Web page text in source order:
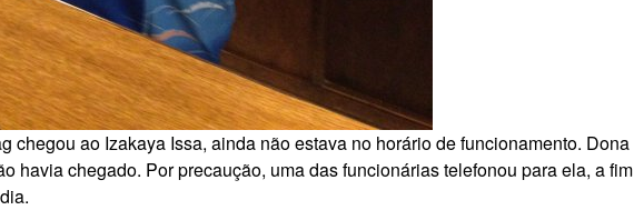
chegou ao Izakaya Issa, ainda não estava no horário de funcionamento. Dona
havia chegado. Por precaução, uma das funcionárias telefonou para ela, a fim